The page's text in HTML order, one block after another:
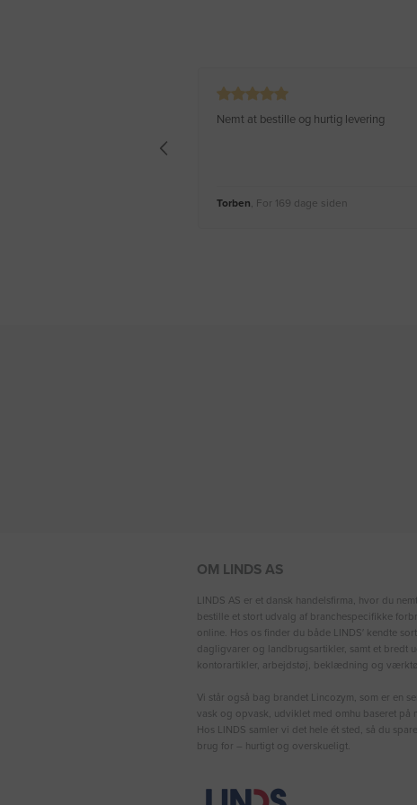
Nemt at bestille og hurtig levering
Torben, For 169 dage siden
OM LINDS AS
LINDS AS er et dansk handelsfirma, hvor du
bestille et stort udvalg af branchespecifikke
online. Hos os finder du både LINDS′ kendte
dagligvarer og landbrugsartikler, samt et bredt
kontorartikler, arbejdstøj, beklædning og
Vi står også bag brandet Lincozym, som er en
vask og opvask, udviklet med omhu baseret på
Hos LINDS samler vi det hele ét sted, så du
brug for – hurtigt og overskueligt.